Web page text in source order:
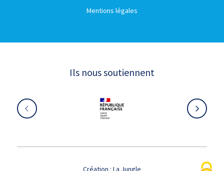
Mentions légales
Ils nous soutiennent
Création : La Jungle